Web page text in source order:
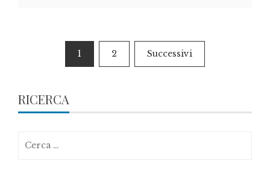
Paginazione
articoli
1 2 Successivi
RICERCA